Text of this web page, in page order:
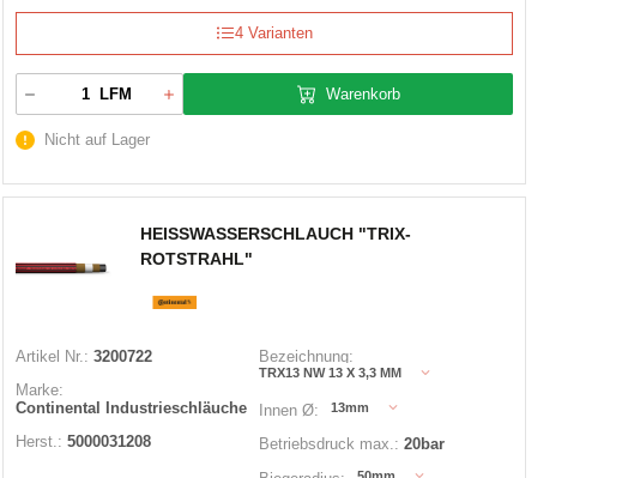
4 Varianten
LFM Warenkorb
Nicht auf Lager
HEISSWASSERSCHLAUCH "TRIX-
ROTSTRAHL"
Artikel Nr.: 3200722
Marke:
Continental Industrieschläuche
Herst.: 5000031208
Bezeichnung:
TRX13 NW 13 X 3,3 MM
Innen Ø: 13mm
Betriebsdruck max.: 20bar